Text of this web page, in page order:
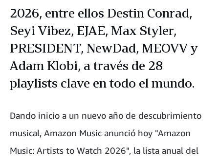
2026, entre ellos Destin Conrad,
Seyi Vibez, EJAE, Max Styler,
PRESIDENT, NewDad, MEOVV y
Adam Klobi, a través de 28
playlists clave en todo el mundo.
Dando inicio a un nuevo año de descubrimiento
musical, Amazon Music anunció hoy "Amazon
Music: Artists to Watch 2026", la lista anual del